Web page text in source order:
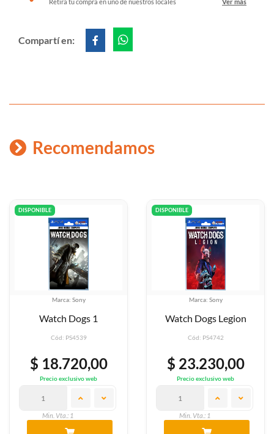
Retira tu compra en uno de nuestros locales Ver más
Compartí en:
Recomendamos
Marca: Sony
Watch Dogs 1
Cód: PS4539
$ 18.720,00
Precio exclusivo web
Min. Vta.: 1
DISPONIBLE
Marca: Sony
Watch Dogs Legion
Cód: PS4742
$ 23.230,00
Precio exclusivo web
Min. Vta.: 1